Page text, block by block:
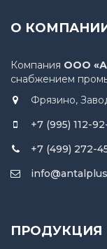
О
Компания ООО
снабжением
Фрязино,
+7 (995) 112-
+7 (499) 272-
ПРОДУКЦИЯ